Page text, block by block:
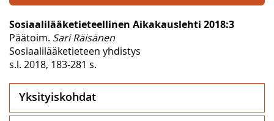
Sosiaalilääketieteellinen Aikakauslehti 2018:3
Päätoim. Sari Räisänen
Sosiaalilääketieteen yhdistys
s.l. 2018, 183-281 s.
Yksityiskohdat